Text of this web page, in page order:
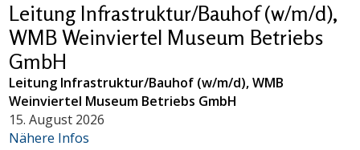
Leitung Infrastruktur/Bauhof (w/m/d),
WMB Weinviertel Museum Betriebs
GmbH
Leitung Infrastruktur/Bauhof (w/m/d), WMB
Weinviertel Museum Betriebs GmbH
15. August 2026
Nähere Infos